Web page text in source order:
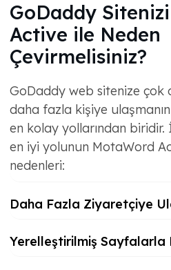
GoDaddy
Active ile Neden
Çevirmelisiniz?
GoDaddy web sitenize çok
daha fazla kişiye
en kolay yollarından
en iyi yolunun MotaWord
nedenleri:
Daha Fazla Ziyaretçiye
Yerelleştirilmiş Sayfalarla